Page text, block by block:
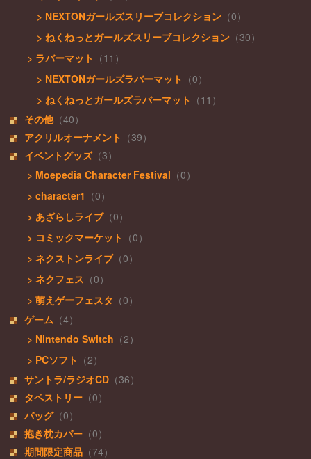
> NEXTONガールズスリーブコレクション （0）
> ねくねっとガールズスリーブコレクション （30）
> ラバーマット （11）
> NEXTONガールズラバーマット （0）
> ねくねっとガールズラバーマット （11）
その他（40）
アクリルオーナメント （39）
イベントグッズ（3）
> Moepedia Character Festival （0）
> character1 （0）
> あざらしライブ（0）
> コミックマーケット （0）
> ネクストンライブ（0）
> ネクフェス （0）
> 萌えゲーフェスタ （0）
ゲーム （4）
> Nintendo Switch （2）
> PCソフト （2）
サントラ/ラジオCD （36）
タペストリー （0）
バッグ（0）
抱き枕カバー （0）
期間限定商品 （74）